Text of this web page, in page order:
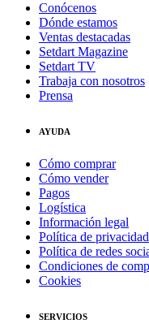
Conócenos
Dónde estamos
Ventas destacadas
Setdart Magazine
Setdart TV
Trabaja con nosotros
Prensa
AYUDA
Cómo comprar
Cómo vender
Pagos
Logística
Información legal
Política de privacidad
Política de redes
Condiciones de
Cookies
SERVICIOS